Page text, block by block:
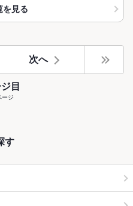
を見る
次へ
目
ージ
す